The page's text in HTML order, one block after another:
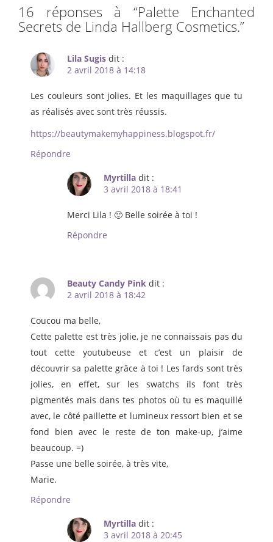
16 réponses à “Palette Enchanted
Secrets de Linda Hallberg Cosmetics.”
Lila Sugis dit :
2 avril 2018 à 14:18
Les couleurs sont jolies. Et les maquillages que tu
as réalisés avec sont très réussis.
https://beautymakemyhappiness.blogspot.fr/
Répondre
Myrtilla dit :
3 avril 2018 à 18:41
Merci Lila ! 🙂 Belle soirée à toi !
Répondre
Beauty Candy Pink dit :
2 avril 2018 à 18:42
Coucou ma belle,
Cette palette est très jolie, je ne connaissais pas du
tout cette youtubeuse et c’est un plaisir de
découvrir sa palette grâce à toi ! Les fards sont très
jolies, en effet, sur les swatchs ils font très
pigmentés mais dans tes photos où tu es maquillé
avec, le côté paillette et lumineux ressort bien et se
fond bien avec le reste de ton make-up, j’aime
beaucoup. =)
Passe une belle soirée, à très vite,
Marie.
Répondre
Myrtilla dit :
3 avril 2018 à 20:45